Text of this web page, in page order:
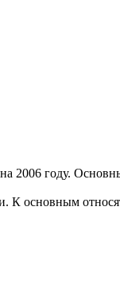
2006 году.
К основным